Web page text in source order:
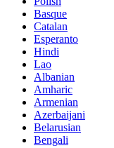
Basque
Catalan
Esperanto
Hindi
Lao
Albanian
Amharic
Armenian
Azerbaijani
Belarusian
Bengali